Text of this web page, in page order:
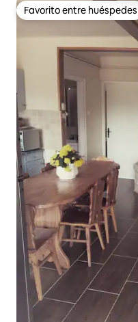
Favorito entre huéspedes
Favorito entre huéspedes